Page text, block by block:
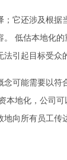
；它还涉及根据
。 低估本地化
引起目标受众
念可能需要以符
本地化，公司
向所有员工传